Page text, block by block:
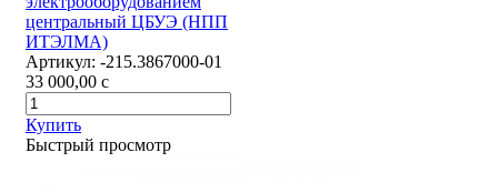
центральный ЦБУЭ (НПП
ИТЭЛМА)
Артикул: -215.3867000-01
33 000,00 c
Купить
Быстрый просмотр